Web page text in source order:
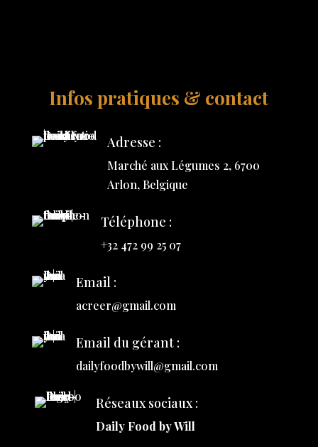
Infos pratiques & contact
Adresse :
Marché aux Légumes 2, 6700
Arlon, Belgique
Téléphone :
+32 472 99 25 07
Email :
acreer@gmail.com
Email du gérant :
dailyfoodbywill@gmail.com
Réseaux sociaux :
Daily Food by Will